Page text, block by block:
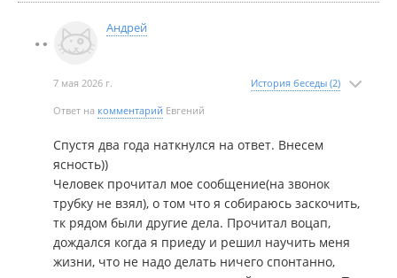
Андрей
7 мая 2026 г. История беседы (2)
Ответ на комментарий Евгений
Спустя два года наткнулся на ответ. Внесем
ясность))
Человек прочитал мое сообщение(на звонок
трубку не взял), о том что я собираюсь заскочить,
тк рядом были другие дела. Прочитал воцап,
дождался когда я приеду и решил научить меня
жизни, что не надо делать ничего спонтанно,